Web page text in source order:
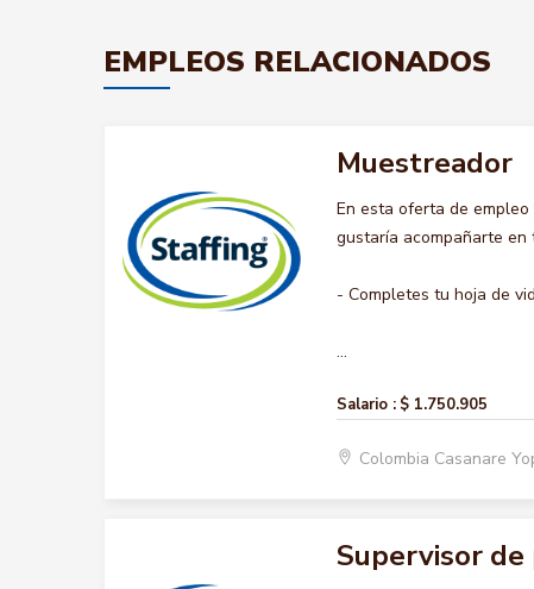
EMPLEOS RELACIONADOS
Muestreador
En esta oferta de empleo
gustaría acompañarte
- Completes tu hoja de
...
Salario : $ 1.750.905
Colombia Casanare
Supervisor de